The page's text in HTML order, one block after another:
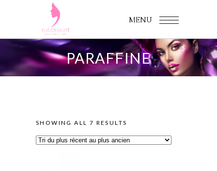
MENU
PARAFFINE
SHOWING ALL 7 RESULTS